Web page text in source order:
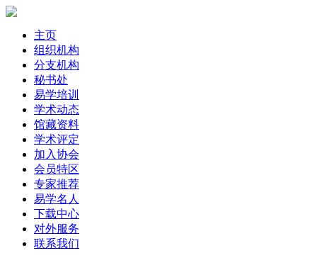
主页
组织机构
分支机构
秘书处
易学培训
学术动态
馆藏资料
学术评定
加入协会
会员特区
专家推荐
易学名人
下载中心
对外服务
联系我们